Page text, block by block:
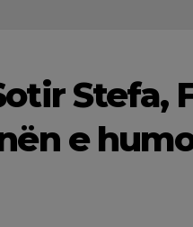
Stefa,
e